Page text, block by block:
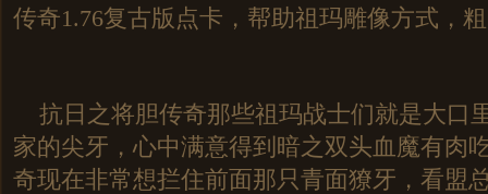
传奇1.76复古版点卡，帮助祖玛雕像方式，
抗日之将胆传奇那些祖玛战士们就是大口
家的尖牙，心中满意得到暗之双头血魔有肉
奇现在非常想拦住前面那只青面獠牙，看盟